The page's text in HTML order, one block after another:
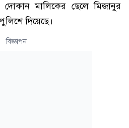
মালিকের ছেলে মিজানুর
দিয়েছে।
বিজ্ঞাপন